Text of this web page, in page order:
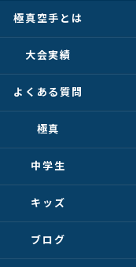
極真空手とは
大会実績
よくある質問
極真
中学生
キッズ
ブログ